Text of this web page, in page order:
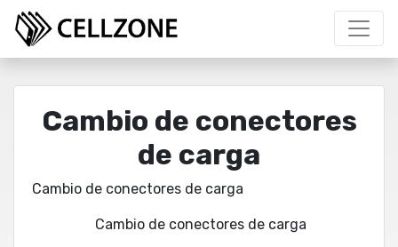
Cambio de conectores
de carga
Cambio de conectores de carga
Cambio de conectores de carga